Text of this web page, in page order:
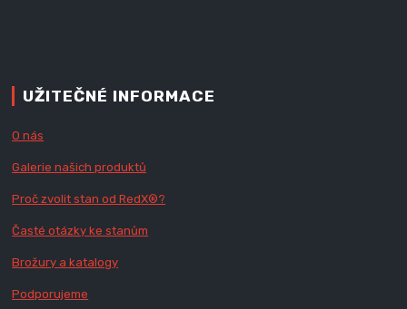
UŽITEČNÉ INFORMACE
O nás
Galerie našich produktů
Proč zvolit stan od RedX®?
Časté otázky ke stanům
Brožury a katalogy
Podporujeme